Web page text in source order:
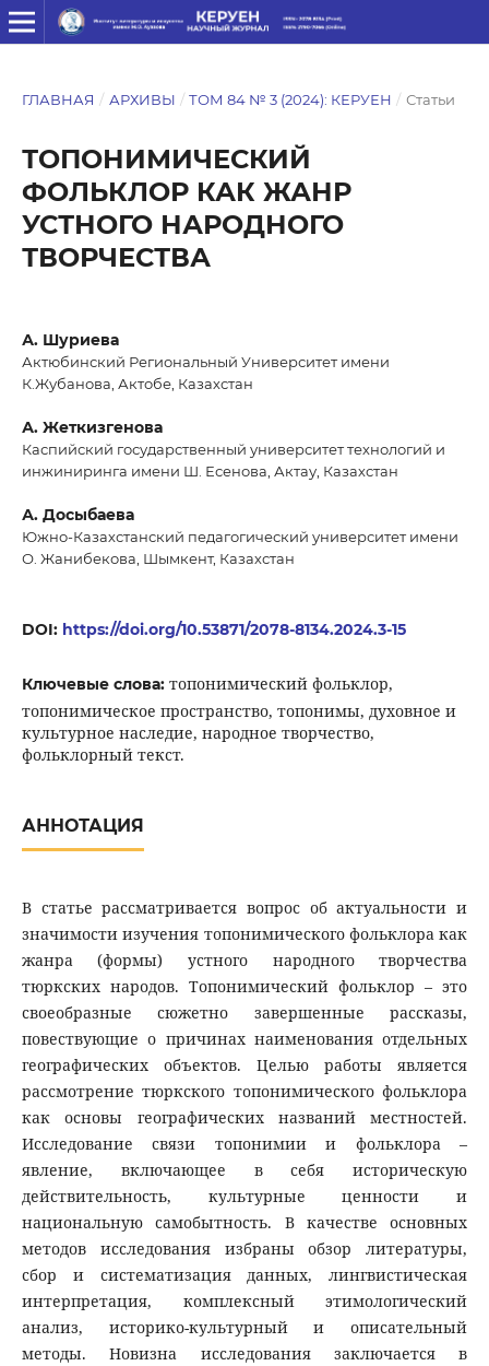
ГЛАВНАЯ / АРХИВЫ / ТОМ 84 № 3 (2024): КЕРУЕН / Статьи
ТОПОНИМИЧЕСКИЙ
ФОЛЬКЛОР КАК ЖАНР
УСТНОГО НАРОДНОГО
ТВОРЧЕСТВА
А. Шуриева
Актюбинский Региональный Университет имени
К.Жубанова, Актобе, Казахстан
А. Жеткизгенова
Каспийский государственный университет технологий и
инжиниринга имени Ш. Есенова, Актау, Казахстан
А. Досыбаева
Южно-Казахстанский педагогический университет имени
О. Жанибекова, Шымкент, Казахстан
DOI: https://doi.org/10.53871/2078-8134.2024.3-15
Ключевые слова: топонимический фольклор,
топонимическое пространство, топонимы, духовное и
культурное наследие, народное творчество,
фольклорный текст.
АННОТАЦИЯ
В статье рассматривается вопрос об актуальности и
значимости изучения топонимического фольклора как
жанра (формы) устного народного творчества
тюркских народов. Топонимический фольклор – это
своеобразные сюжетно завершенные рассказы,
повествующие о причинах наименования отдельных
географических объектов. Целью работы является
рассмотрение тюркского топонимического фольклора
как основы географических названий местностей.
Исследование связи топонимии и фольклора –
явление, включающее в себя историческую
действительность, культурные ценности и
национальную самобытность. В качестве основных
методов исследования избраны обзор литературы,
сбор и систематизация данных, лингвистическая
интерпретация, комплексный этимологический
анализ, историко-культурный и описательный
методы. Новизна исследования заключается в